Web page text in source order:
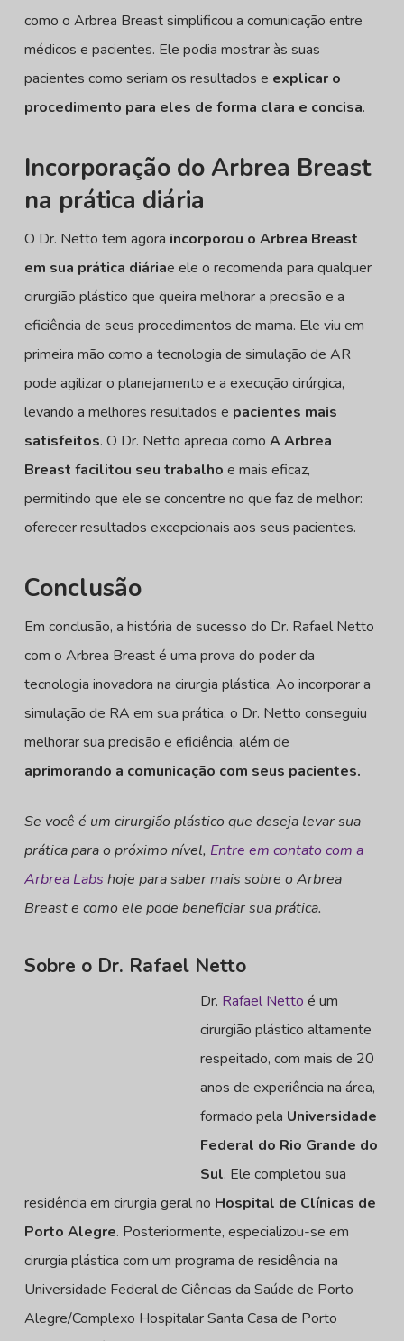
como o Arbrea Breast simplificou a comunicação entre
médicos e pacientes. Ele podia mostrar às suas
pacientes como seriam os resultados e explicar o
procedimento para eles de forma clara e concisa.
Incorporação do Arbrea Breast
na prática diária
O Dr. Netto tem agora incorporou o Arbrea Breast
em sua prática diáriae ele o recomenda para qualquer
cirurgião plástico que queira melhorar a precisão e a
eficiência de seus procedimentos de mama. Ele viu em
primeira mão como a tecnologia de simulação de AR
pode agilizar o planejamento e a execução cirúrgica,
levando a melhores resultados e pacientes mais
satisfeitos. O Dr. Netto aprecia como A Arbrea
Breast facilitou seu trabalho e mais eficaz,
permitindo que ele se concentre no que faz de melhor:
oferecer resultados excepcionais aos seus pacientes.
Conclusão
Em conclusão, a história de sucesso do Dr. Rafael Netto
com o Arbrea Breast é uma prova do poder da
tecnologia inovadora na cirurgia plástica. Ao incorporar a
simulação de RA em sua prática, o Dr. Netto conseguiu
melhorar sua precisão e eficiência, além de
aprimorando a comunicação com seus pacientes.
Se você é um cirurgião plástico que deseja levar sua
prática para o próximo nível, Entre em contato com a
Arbrea Labs hoje para saber mais sobre o Arbrea
Breast e como ele pode beneficiar sua prática.
Sobre o Dr. Rafael Netto
Dr. Rafael Netto é um
cirurgião plástico altamente
respeitado, com mais de 20
anos de experiência na área,
formado pela Universidade
Federal do Rio Grande do
Sul. Ele completou sua
residência em cirurgia geral no Hospital de Clínicas de
Porto Alegre. Posteriormente, especializou-se em
cirurgia plástica com um programa de residência na
Universidade Federal de Ciências da Saúde de Porto
Alegre/Complexo Hospitalar Santa Casa de Porto